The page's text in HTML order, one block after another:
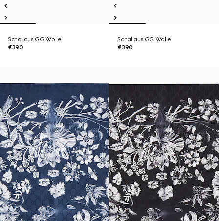
Schal aus GG Wolle
€390
Schal aus GG Wolle
€390